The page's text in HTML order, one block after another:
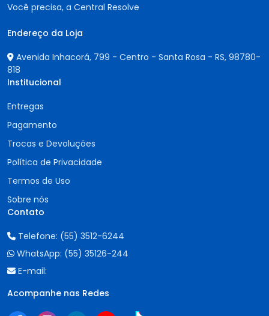
Você precisa, a Central Resolve
Endereço da Loja
Avenida Inhacorá, 799 - Centro - Santa Rosa - RS, 98780-
818
Institucional
Entregas
Pagamento
Trocas e Devoluções
Política de Privacidade
Termos de Uso
Sobre nós
Contato
Telefone: (55) 3512-6244
WhatsApp: (55) 35126-244
E-mail:
Acompanhe nas Redes